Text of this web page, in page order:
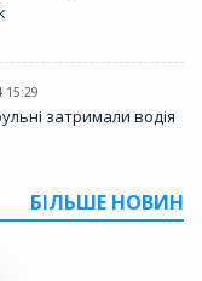
15:29
затримали водія
БІЛЬШЕ НОВИН